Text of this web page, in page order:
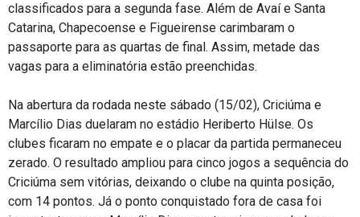
classificados para a segunda fase. Além de Avaí e Santa
Catarina, Chapecoense e Figueirense carimbaram o
passaporte para as quartas de final. Assim, metade das
vagas para a eliminatória estão preenchidas.
Na abertura da rodada neste sábado (15/02), Criciúma e
Marcílio Dias duelaram no estádio Heriberto Hülse. Os
clubes ficaram no empate e o placar da partida permaneceu
zerado. O resultado ampliou para cinco jogos a sequência do
Criciúma sem vitórias, deixando o clube na quinta posição,
com 14 pontos. Já o ponto conquistado fora de casa foi